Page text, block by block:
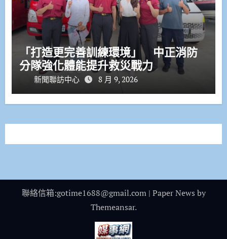
「打造更完善訓練環境」 中正消防
分隊強化體能提升救災戰力
新聞聯訪中心 8 月 9, 2026
聯絡信箱:gotime1688@gmail.com | Paper News by
Themeansar.